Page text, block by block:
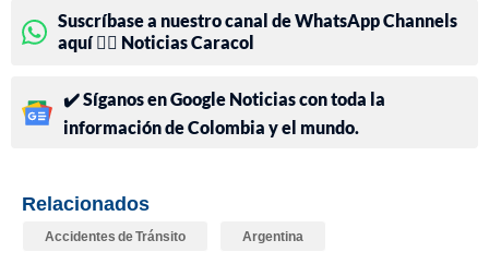
Suscríbase a nuestro canal de WhatsApp Channels
aquí 👉🏻 Noticias Caracol
✔️ Síganos en Google Noticias con toda la
información de Colombia y el mundo.
Relacionados
Accidentes de Tránsito Argentina